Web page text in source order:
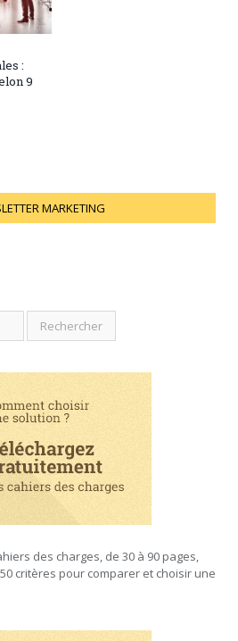
:
9
MARKETING
des charges, de 30 à 90 pages,
critères pour comparer et choisir une